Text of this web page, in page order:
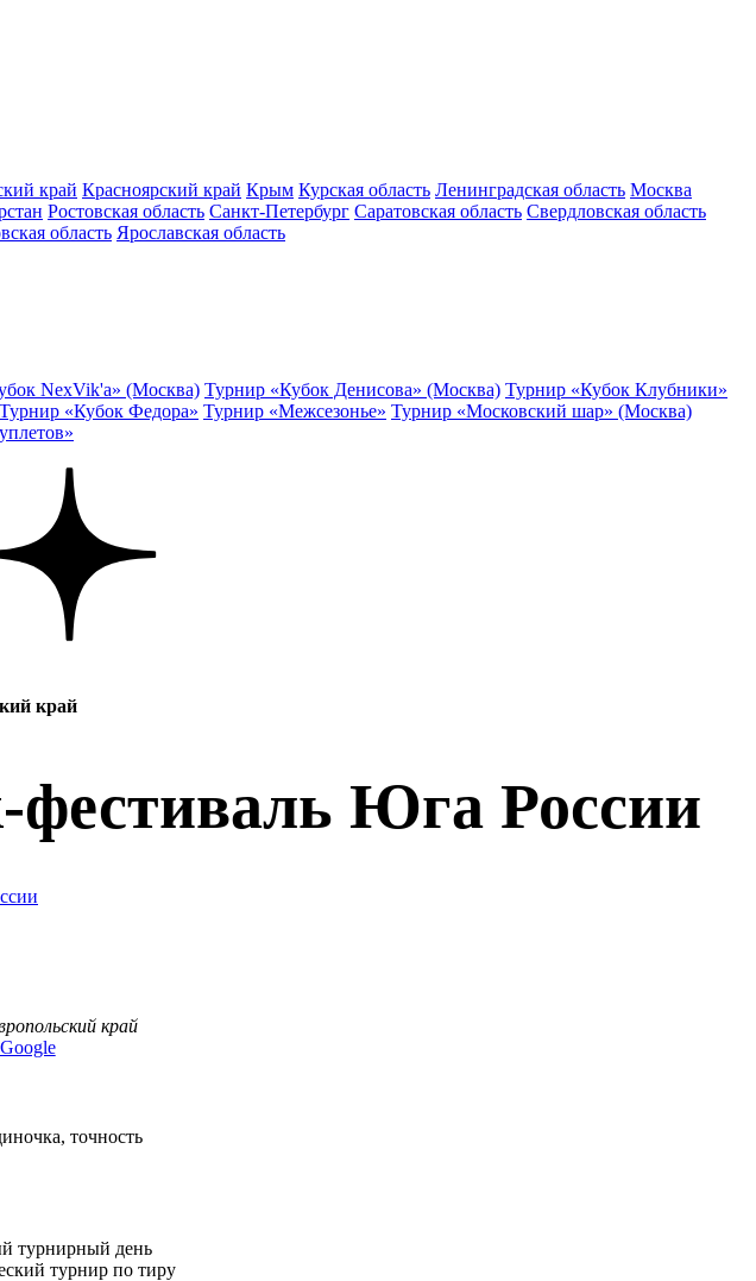
край Красноярский край Крым Курская область Ленинградская область Москва
Ростовская область Санкт-Петербург Саратовская область Свердловская область
область Ярославская область
NexVik'a» (Москва) Турнир «Кубок Денисова» (Москва) Турнир «Кубок Клубники»
Турнир «Кубок Федора» Турнир «Межсезонье» Турнир «Московский шар» (Москва)
край
фестиваль Юга России
край
точность
турнирный день
турнир по тиру